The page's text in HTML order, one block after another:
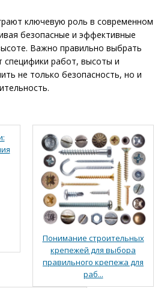
ключевую роль в современном
безопасные и эффективные
Важно правильно выбрать
специфики работ, высоты и
не только безопасность, но и
Понимание строительных
крепежей для выбора
правильного крепежа для
раб...